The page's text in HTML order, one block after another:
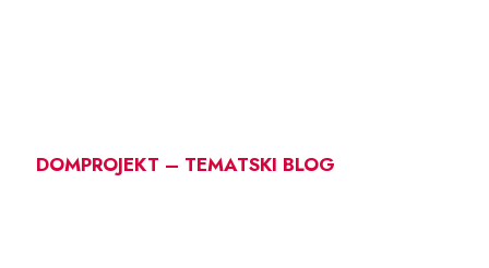
DOMPROJEKT – TEMATSKI BLOG